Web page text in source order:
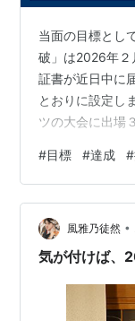
当面の目標とし
破」は2026年２
証書が近日中に
とおりに設定し
ツの大会に出場
た。これ、本当
ます。どうして
忘れがちです。
格段に上がりま
の改善を進めま
#目標 #達成 #
風雅乃徒然 •
気が付けば、